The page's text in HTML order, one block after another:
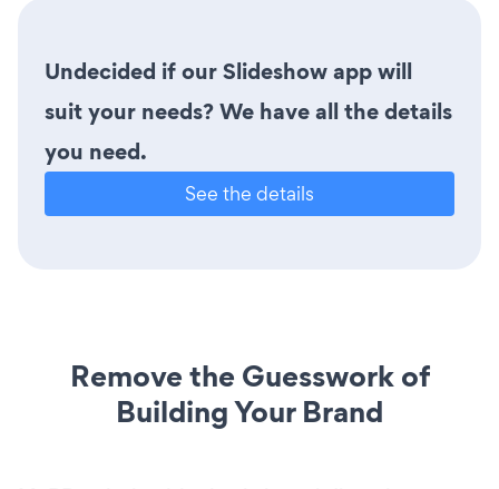
Undecided if our Slideshow app will
suit your needs? We have all the details
you need.
See the details
Remove the Guesswork of
Building Your Brand